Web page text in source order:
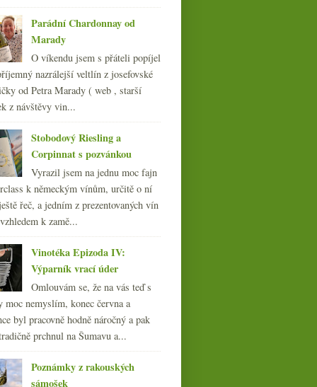
(108)
Parádní Chardonnay od
Marady
O víkendu jsem s přáteli popíjel
nazrálejší veltlín z josefovské
od Petra Marady ( web , starší
z návštěvy vin...
Stobodový Riesling a
Corpinnat s pozvánkou
Vyrazil jsem na jednu moc fajn
k německým vínům, určitě o ní
řeč, a jedním z prezentovaných vín
k zamě...
Vinotéka Epizoda IV:
Výparník vrací úder
Omlouvám se, že na vás teď s
moc nemyslím, konec června a
byl pracovně hodně náročný a pak
prchnul na Šumavu a...
Poznámky z rakouských
sámošek